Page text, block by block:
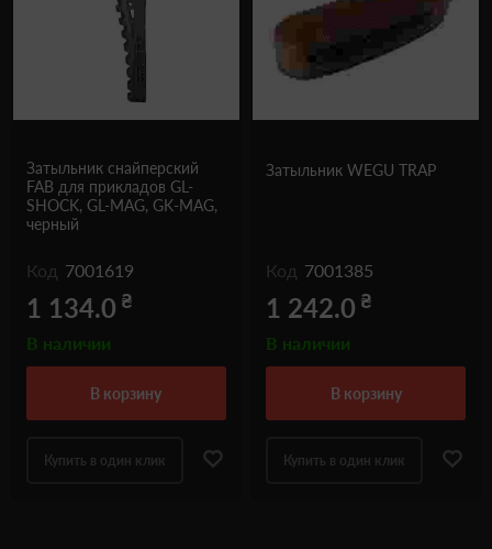
Затыльник снайперский
FAB для прикладов GL-
SHOCK, GL-MAG, GK-MAG,
черный
Код 7001619
1 134.0 ₴
В наличии
в корзину
Купить в один клик
Затыльник WEGU TRAP
Код 7001385
1 242.0 ₴
В наличии
в корзину
Купить в один клик